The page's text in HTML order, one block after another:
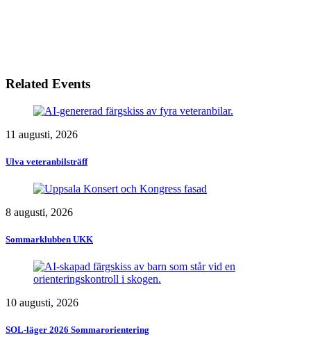
Related Events
11 augusti, 2026
Ulva veteranbilsträff
8 augusti, 2026
Sommarklubben UKK
10 augusti, 2026
SOL-läger 2026 Sommarorientering